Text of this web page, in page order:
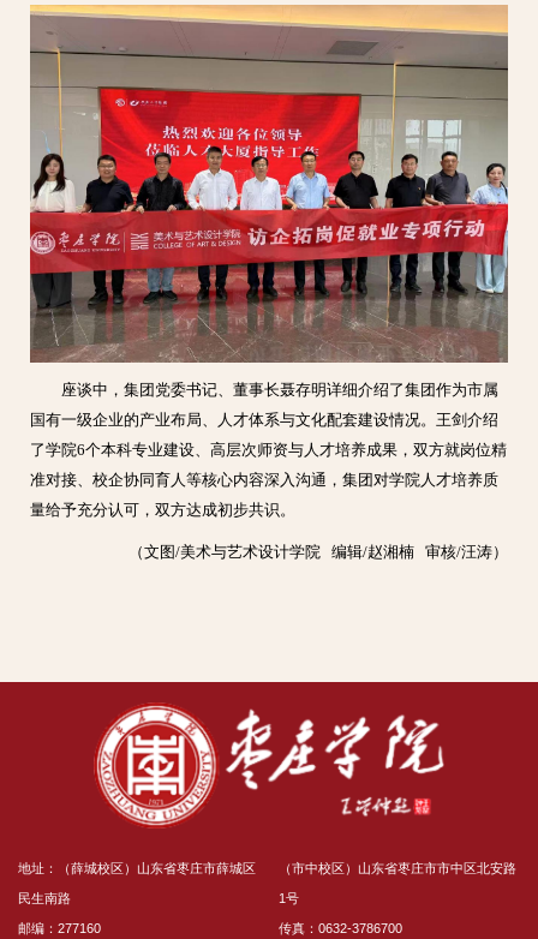
座谈中，集团党委书记、董事长聂存明详细介绍了集团作为市属
国有一级企业的产业布局、人才体系与文化配套建设情况。王剑介绍
了学院6个本科专业建设、高层次师资与人才培养成果，双方就岗位精
准对接、校企协同育人等核心内容深入沟通，集团对学院人才培养质
量给予充分认可，双方达成初步共识。
（文图/美术与艺术设计学院 编辑/赵湘楠 审核/汪涛）
地址：（薛城校区）山东省枣庄市薛城区
民生南路
邮编：277160
（市中校区）山东省枣庄市市中区北安路
1号
传真：0632-3786700